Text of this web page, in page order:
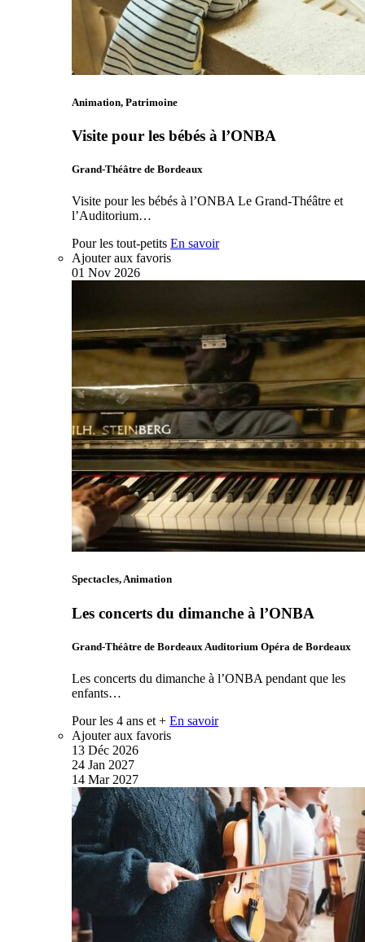
Animation, Patrimoine
Visite pour les bébés à l’ONBA
Grand-Théâtre de Bordeaux
Visite pour les bébés à l’ONBA Le Grand-Théâtre et
l’Auditorium…
Pour les tout-petits En savoir
Ajouter aux favoris
01 Nov 2026
Spectacles, Animation
Les concerts du dimanche à l’ONBA
Grand-Théâtre de Bordeaux Auditorium Opéra de Bordeaux
Les concerts du dimanche à l’ONBA pendant que les
enfants…
Pour les 4 ans et + En savoir
Ajouter aux favoris
13 Déc 2026
24 Jan 2027
14 Mar 2027